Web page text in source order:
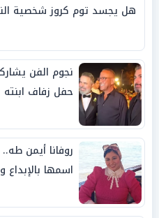
هل يجسد توم كروز شخصية
نجوم الفن
حفل زفاف ابنته
روفانا أيمن
اسمها